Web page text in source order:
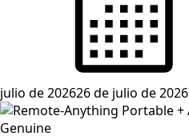
julio de 202626 de julio de 2026